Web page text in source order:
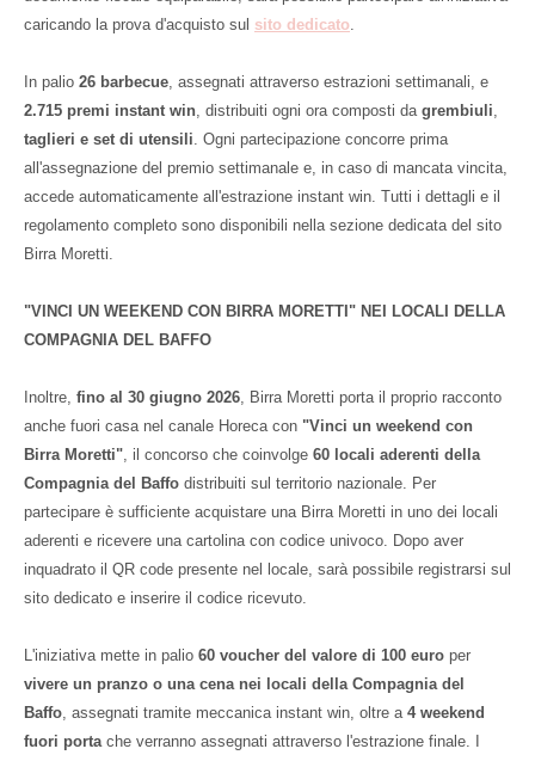
caricando la prova d'acquisto sul sito dedicato.
In palio 26 barbecue, assegnati attraverso estrazioni settimanali, e
2.715 premi instant win, distribuiti ogni ora composti da grembiuli,
taglieri e set di utensili. Ogni partecipazione concorre prima
all'assegnazione del premio settimanale e, in caso di mancata vincita,
accede automaticamente all'estrazione instant win. Tutti i dettagli e il
regolamento completo sono disponibili nella sezione dedicata del sito
Birra Moretti.
"VINCI UN WEEKEND CON BIRRA MORETTI" NEI LOCALI DELLA
COMPAGNIA DEL BAFFO
Inoltre, fino al 30 giugno 2026, Birra Moretti porta il proprio racconto
anche fuori casa nel canale Horeca con "Vinci un weekend con
Birra Moretti", il concorso che coinvolge 60 locali aderenti della
Compagnia del Baffo distribuiti sul territorio nazionale. Per
partecipare è sufficiente acquistare una Birra Moretti in uno dei locali
aderenti e ricevere una cartolina con codice univoco. Dopo aver
inquadrato il QR code presente nel locale, sarà possibile registrarsi sul
sito dedicato e inserire il codice ricevuto.
L'iniziativa mette in palio 60 voucher del valore di 100 euro per
vivere un pranzo o una cena nei locali della Compagnia del
Baffo, assegnati tramite meccanica instant win, oltre a 4 weekend
fuori portache verranno assegnati attraverso l'estrazione finale. I